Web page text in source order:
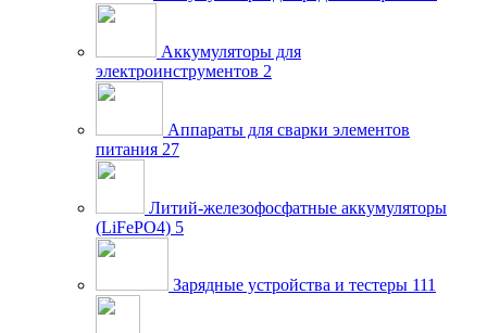
Аккумуляторы для
электроинструментов 2
Аппараты для сварки элементов
питания 27
Литий-железофосфатные аккумуляторы
(LiFePO4) 5
Зарядные устройства и тестеры 111